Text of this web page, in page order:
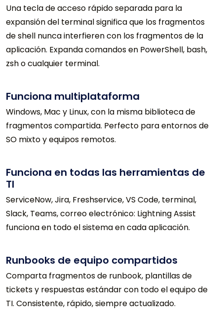
Una tecla de acceso rápido separada para la
expansión del terminal significa que los fragmentos
de shell nunca interfieren con los fragmentos de la
aplicación. Expanda comandos en PowerShell, bash,
zsh o cualquier terminal.
Funciona multiplataforma
Windows, Mac y Linux, con la misma biblioteca de
fragmentos compartida. Perfecto para entornos de
SO mixto y equipos remotos.
Funciona en todas las herramientas de
TI
ServiceNow, Jira, Freshservice, VS Code, terminal,
Slack, Teams, correo electrónico: Lightning Assist
funciona en todo el sistema en cada aplicación.
Runbooks de equipo compartidos
Comparta fragmentos de runbook, plantillas de
tickets y respuestas estándar con todo el equipo de
TI. Consistente, rápido, siempre actualizado.